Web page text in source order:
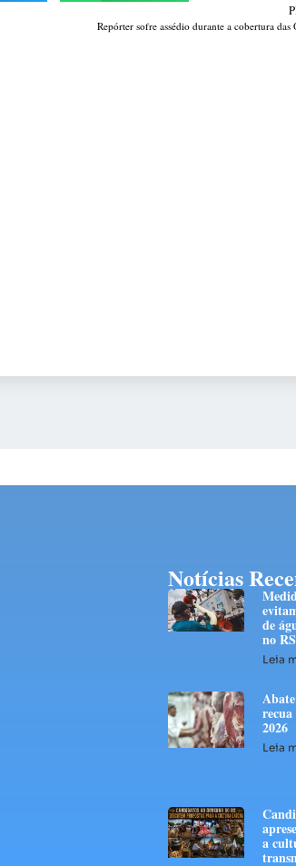
Repórter sofre assédio durante a cobertura das
Notícias
de
no RS
Leia
2026
Leia
a